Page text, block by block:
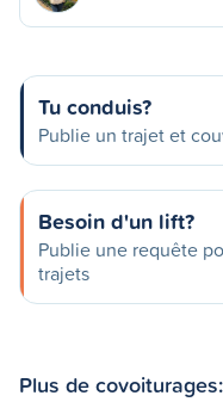
Tu conduis?
Publie un trajet et
Besoin d'un lift?
Publie une requête
trajets
Plus de covoiturages: